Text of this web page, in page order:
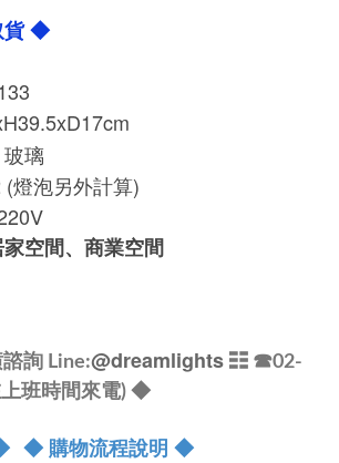
貨 ◆
璃
(燈泡另外計算)
空間、商業空間
詢 Line:@dreamlights ☷ ☎02-
班時間來電) ◆
◆ 購物流程說明 ◆